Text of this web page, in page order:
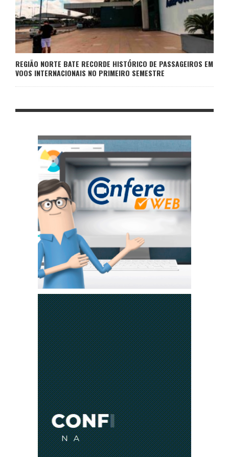
REGIÃO NORTE BATE RECORDE HISTÓRICO DE PASSAGEIROS EM
VOOS INTERNACIONAIS NO PRIMEIRO SEMESTRE